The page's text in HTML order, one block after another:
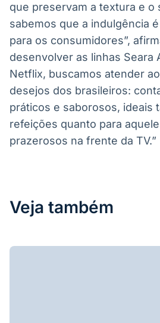
que preservam a textura e o
sabemos que a indulgência
para os consumidores”,
desenvolver as linhas Seara
Netflix, buscamos atender
desejos dos brasileiros:
práticos e saborosos, ideais
refeições quanto para
prazerosos na frente da TV.”
Veja também